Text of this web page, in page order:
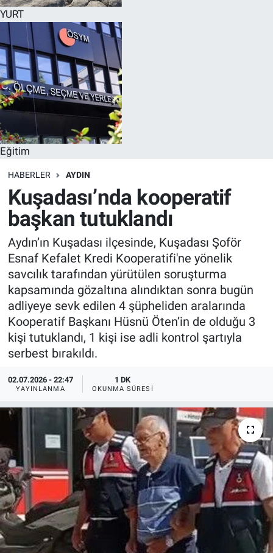
YURT
Eğitim
HABERLER AYDIN
Kuşadası’nda kooperatif
başkan tutuklandı
Aydın’ın Kuşadası ilçesinde, Kuşadası Şoför
Esnaf Kefalet Kredi Kooperatifi'ne yönelik
savcılık tarafından yürütülen soruşturma
kapsamında gözaltına alındıktan sonra bugün
adliyeye sevk edilen 4 şüpheliden aralarında
Kooperatif Başkanı Hüsnü Öten’in de olduğu 3
kişi tutuklandı, 1 kişi ise adli kontrol şartıyla
serbest bırakıldı.
02.07.2026 - 22:47
YAYINLANMA
1 DK
OKUNMA SÜRESI